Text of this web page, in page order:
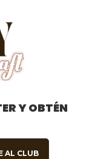
Y OBTÉN